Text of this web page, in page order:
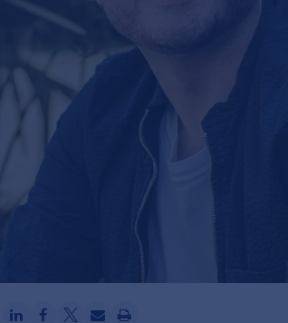
Ga verder met Google